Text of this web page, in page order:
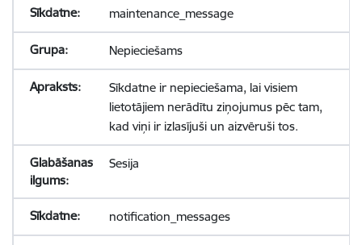
maintenance_message
Nepieciešams
Sīkdatne ir nepieciešama, lai visiem
lietotājiem nerādītu ziņojumus pēc tam,
kad viņi ir izlasījuši un aizvēruši tos.
Sesija
notification_messages